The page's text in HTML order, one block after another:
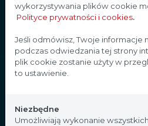
Strona przeznaczona
profesjonalistów
przeznaczone dla
medycznej. Potwierdź, że
wykorzystywania plików cookie
Polityce prywatności i cookies.
Jeśli odmówisz, Twoje informacje
podczas odwiedzania tej strony
plik cookie zostanie użyty w
to ustawienie.
Niezbędne
Umożliwiają wykonanie